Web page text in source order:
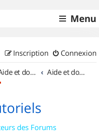
Menu
Connexion
Inscription
Aide et documentation Aide et documentation
des Forums